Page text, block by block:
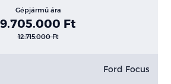
Gépjármű ára
9.705.000 Ft
12.715.000 Ft
Ford Focus